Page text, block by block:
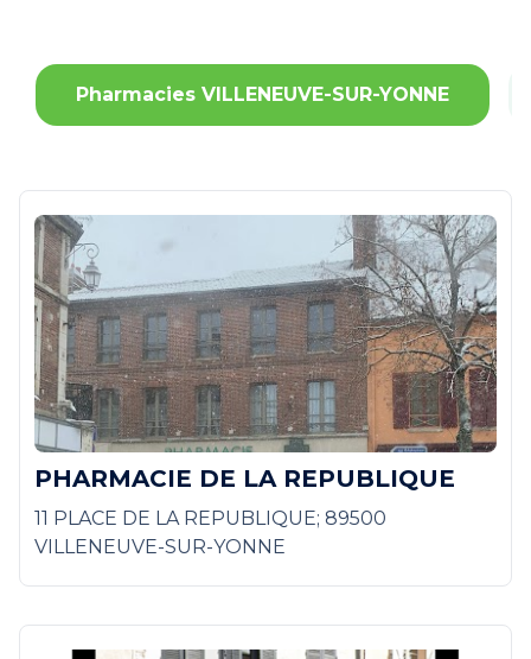
Pharmacies VILLENEUVE-SUR-YONNE
PHARMACIE DE LA REPUBLIQUE
11 PLACE DE LA REPUBLIQUE; 89500
VILLENEUVE-SUR-YONNE